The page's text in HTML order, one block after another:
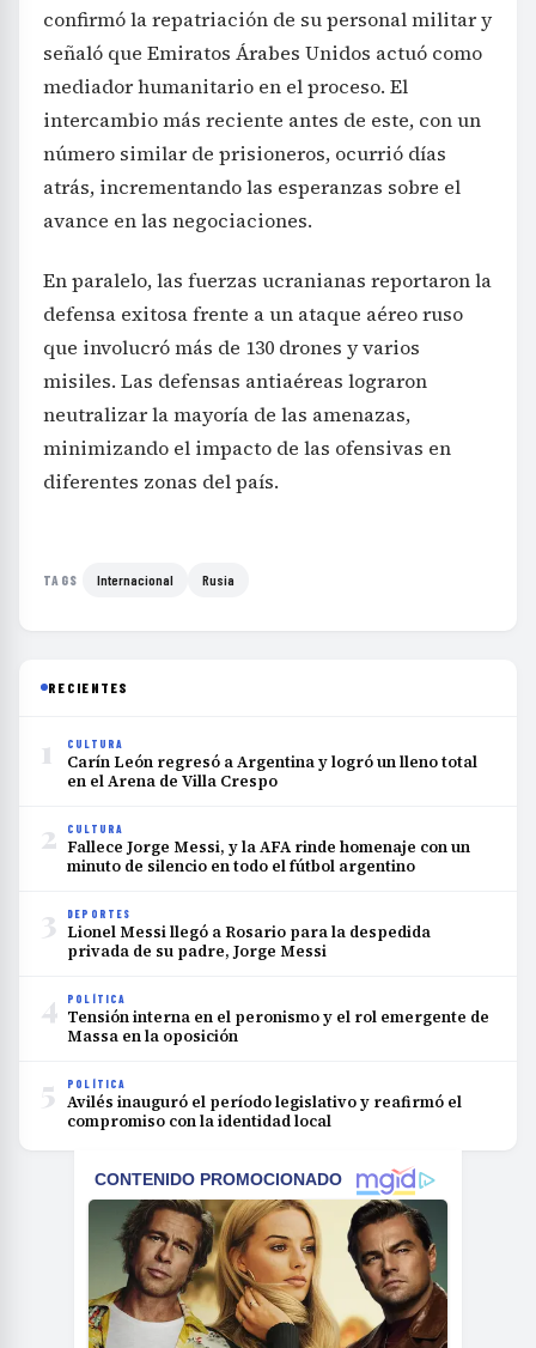
confirmó la repatriación de su personal militar y
señaló que Emiratos Árabes Unidos actuó como
mediador humanitario en el proceso. El
intercambio más reciente antes de este, con un
número similar de prisioneros, ocurrió días
atrás, incrementando las esperanzas sobre el
avance en las negociaciones.
En paralelo, las fuerzas ucranianas reportaron la
defensa exitosa frente a un ataque aéreo ruso
que involucró más de 130 drones y varios
misiles. Las defensas antiaéreas lograron
neutralizar la mayoría de las amenazas,
minimizando el impacto de las ofensivas en
diferentes zonas del país.
TAGS Internacional Rusia
RECIENTES
1 CULTURA
Carín León regresó a Argentina y logró un lleno total
en el Arena de Villa Crespo
2 CULTURA
Fallece Jorge Messi, y la AFA rinde homenaje con un
minuto de silencio en todo el fútbol argentino
3 DEPORTES
Lionel Messi llegó a Rosario para la despedida
privada de su padre, Jorge Messi
4 POLÍTICA
Tensión interna en el peronismo y el rol emergente de
Massa en la oposición
5 POLÍTICA
Avilés inauguró el período legislativo y reafirmó el
compromiso con la identidad local